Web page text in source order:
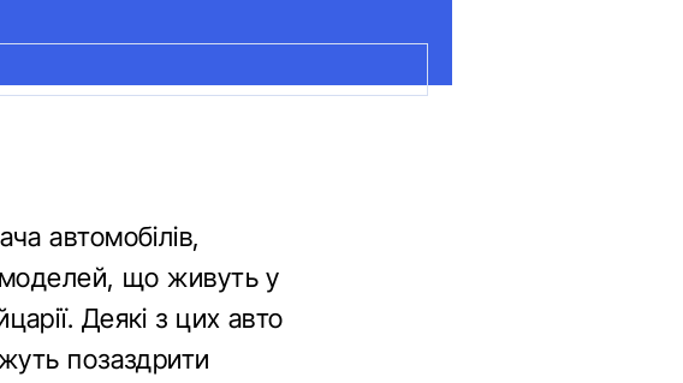
автомобілів,
моделей, що живуть у
Деякі з цих авто
позаздрити